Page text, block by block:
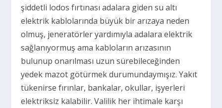
şiddetli lodos fırtınası adalara giden su altı
elektrik kablolarında büyük bir arızaya neden
olmuş, jeneratörler yardımıyla adalara elektrik
sağlanıyormuş ama kabloların arızasının
bulunup onarılması uzun sürebileceğinden
yedek mazot götürmek durumundaymışız. Yakıt
tükenirse fırınlar, bankalar, okullar, işyerleri
elektriksiz kalabilir. Valilik her ihtimale karşı